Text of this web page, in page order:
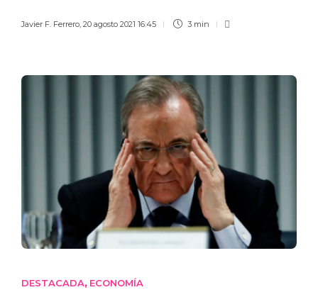
Javier F. Ferrero, 20 agosto 2021 16:45 3 min
DESTACADA, ECONOMÍA